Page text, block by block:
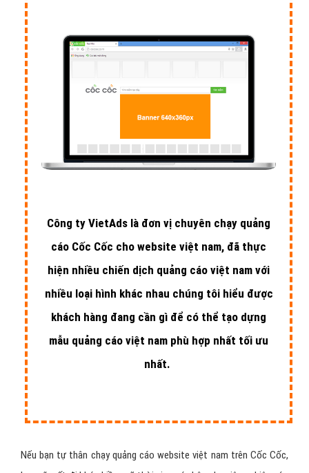
Công ty VietAds là đơn vị chuyên chạy quảng
cáo Cốc Cốc cho website việt nam, đã thực
hiện nhiều chiến dịch quảng cáo việt nam với
nhiều loại hình khác nhau chúng tôi hiểu được
khách hàng đang cần gì để có thể tạo dựng
mẫu quảng cáo việt nam phù hợp nhất tối ưu
nhất.
Nếu bạn tự thân chạy quảng cáo website việt nam trên Cốc Cốc,